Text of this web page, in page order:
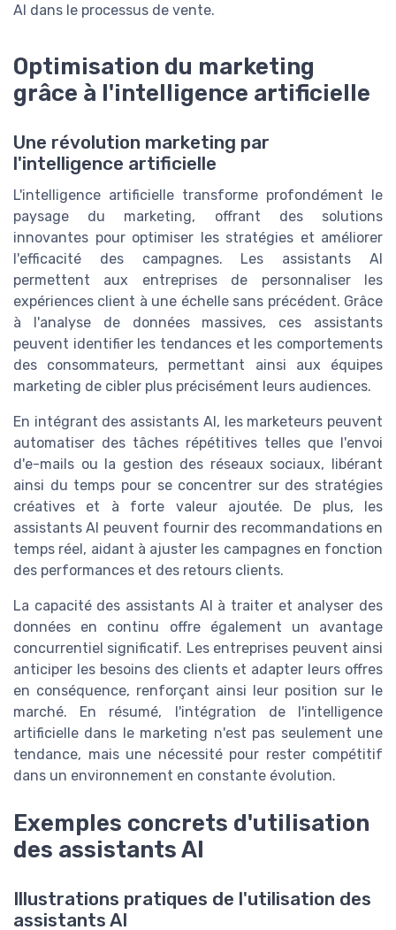
AI dans le processus de vente.
Optimisation du marketing
grâce à l'intelligence artificielle
Une révolution marketing par
l'intelligence artificielle
L'intelligence artificielle transforme profondément le
paysage du marketing, offrant des solutions
innovantes pour optimiser les stratégies et améliorer
l'efficacité des campagnes. Les assistants AI
permettent aux entreprises de personnaliser les
expériences client à une échelle sans précédent. Grâce
à l'analyse de données massives, ces assistants
peuvent identifier les tendances et les comportements
des consommateurs, permettant ainsi aux équipes
marketing de cibler plus précisément leurs audiences.
En intégrant des assistants AI, les marketeurs peuvent
automatiser des tâches répétitives telles que l'envoi
d'e-mails ou la gestion des réseaux sociaux, libérant
ainsi du temps pour se concentrer sur des stratégies
créatives et à forte valeur ajoutée. De plus, les
assistants AI peuvent fournir des recommandations en
temps réel, aidant à ajuster les campagnes en fonction
des performances et des retours clients.
La capacité des assistants AI à traiter et analyser des
données en continu offre également un avantage
concurrentiel significatif. Les entreprises peuvent ainsi
anticiper les besoins des clients et adapter leurs offres
en conséquence, renforçant ainsi leur position sur le
marché. En résumé, l'intégration de l'intelligence
artificielle dans le marketing n'est pas seulement une
tendance, mais une nécessité pour rester compétitif
dans un environnement en constante évolution.
Exemples concrets d'utilisation
des assistants AI
Illustrations pratiques de l'utilisation des
assistants AI